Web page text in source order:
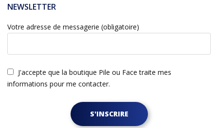
NEWSLETTER
Votre adresse de messagerie (obligatoire)
J'accepte que la boutique Pile ou Face traite mes
informations pour me contacter.
S'INSCRIRE